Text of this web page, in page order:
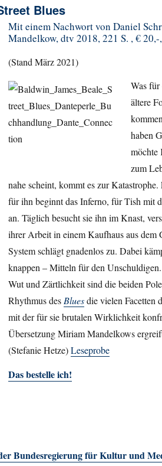
Blues
Mit einem Nachwort von Daniel
Mandelkow, dtv 2018, 221 S. , €
(Stand März 2021)
Was
ältere
haben
möchte
zum
nahe scheint, kommt es zur
für ihn beginnt das Inferno, für Tish mit
an. Täglich besucht sie ihn im Knast,
ihrer Arbeit in einem Kaufhaus aus dem
System schlägt gnadenlos zu. Dabei
knappen – Mitteln für den Unschuldigen.
Wut und Zärtlichkeit sind die beiden
Rhythmus desBluesdie vielen Facetten
mit der für sie brutalen Wirklichkeit
Übersetzung Miriam Mandelkows
(Stefanie Hetze)Leseprobe
Das bestelle ich!
Bundesregierung für Kultur und